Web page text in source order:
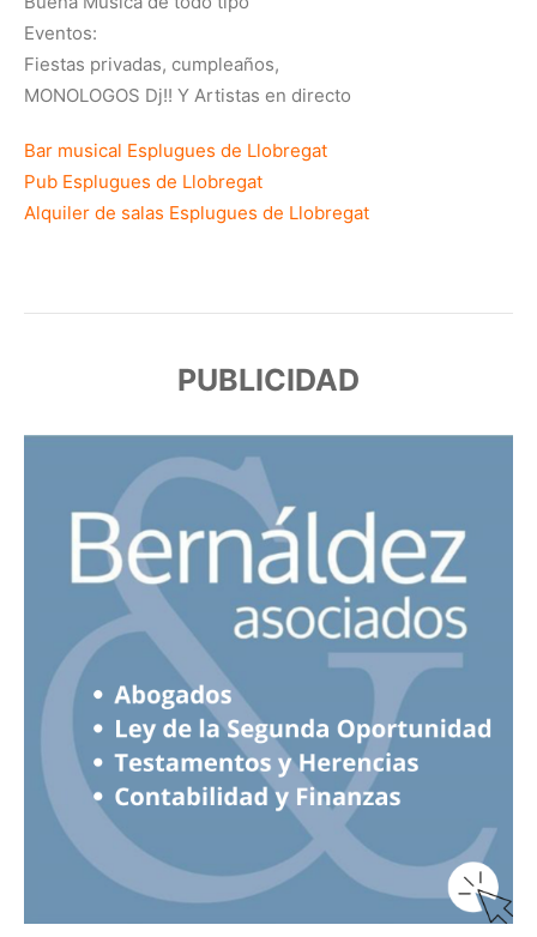
Eventos:
Fiestas privadas, cumpleaños,
MONOLOGOS Dj!! Y Artistas en directo
Bar musical Esplugues de Llobregat
Pub Esplugues de Llobregat
Alquiler de salas Esplugues de Llobregat
PUBLICIDAD